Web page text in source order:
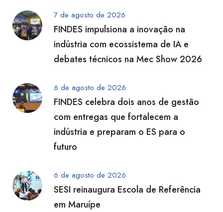
7 de agosto de 2026
FINDES impulsiona a inovação na
indústria com ecossistema de IA e
debates técnicos na Mec Show 2026
6 de agosto de 2026
FINDES celebra dois anos de gestão
com entregas que fortalecem a
indústria e preparam o ES para o
futuro
6 de agosto de 2026
SESI reinaugura Escola de Referência
em Maruípe